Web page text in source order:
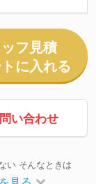
フ見積
に入れる
い合わせ
い そんなときは